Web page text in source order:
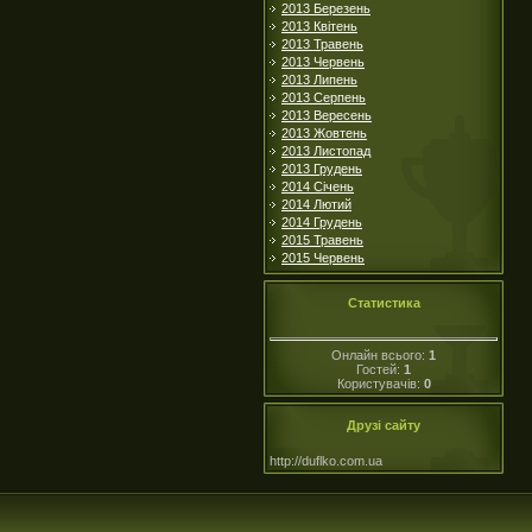
2013 Березень
2013 Квітень
2013 Травень
2013 Червень
2013 Липень
2013 Серпень
2013 Вересень
2013 Жовтень
2013 Листопад
2013 Грудень
2014 Січень
2014 Лютий
2014 Грудень
2015 Травень
2015 Червень
Статистика
Онлайн всього: 1
Гостей: 1
Користувачів: 0
Друзі сайту
http://duflko.com.ua